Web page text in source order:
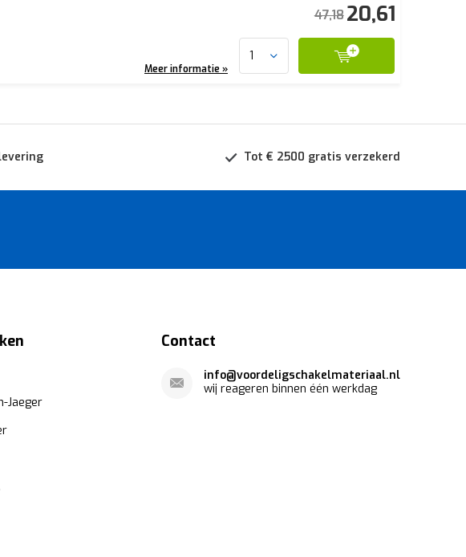
47,1820,61
Meer informatie »
Tot € 2500 gratis verzekerd
Jaeger
Contact
info@voordeligschakelmateriaal.nl
wij reageren binnen één werkdag